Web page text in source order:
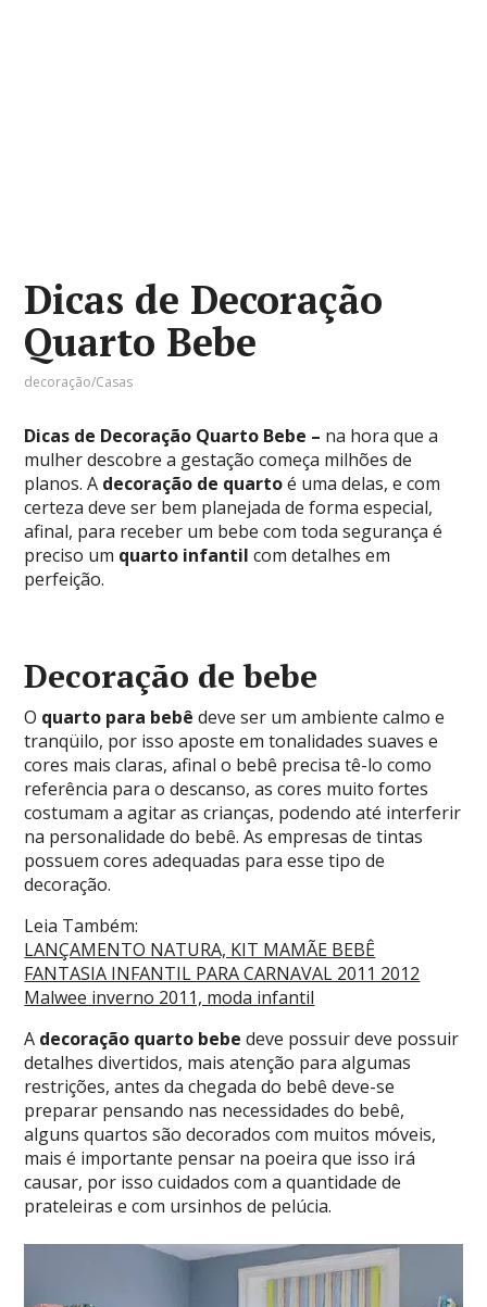
Dicas de Decoração
Quarto Bebe
decoração/Casas
Dicas de Decoração Quarto Bebe – na hora que a
mulher descobre a gestação começa milhões de
planos. A decoração de quartoé uma delas, e com
certeza deve ser bem planejada de forma especial,
afinal, para receber um bebe com toda segurança é
preciso um quarto infantil com detalhes em
perfeição.
Decoração de bebe
O quarto para bebê deve ser um ambiente calmo e
tranqüilo, por isso aposte em tonalidades suaves e
cores mais claras, afinal o bebê precisa tê-lo como
referência para o descanso, as cores muito fortes
costumam a agitar as crianças, podendo até interferir
na personalidade do bebê. As empresas de tintas
possuem cores adequadas para esse tipo de
decoração.
Leia Também:
LANÇAMENTO NATURA, KIT MAMÃE BEBÊ
FANTASIA INFANTIL PARA CARNAVAL 2011 2012
Malwee inverno 2011, moda infantil
A decoração quarto bebe deve possuir deve possuir
detalhes divertidos, mais atenção para algumas
restrições, antes da chegada do bebê deve-se
preparar pensando nas necessidades do bebê,
alguns quartos são decorados com muitos móveis,
mais é importante pensar na poeira que isso irá
causar, por isso cuidados com a quantidade de
prateleiras e com ursinhos de pelúcia.